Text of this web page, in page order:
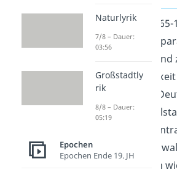
Zeitraum:
Einordnung:
Aufklärung und
Empfindsamkeit
Geschichte:
kleinen
allmählich
Bürger in
wirtschaftlich
Naturlyrik
7/8 – Dauer:
03:56
Großstadtly
rik
8/8 – Dauer:
05:19
Epochen
Epochen Ende 19. JH